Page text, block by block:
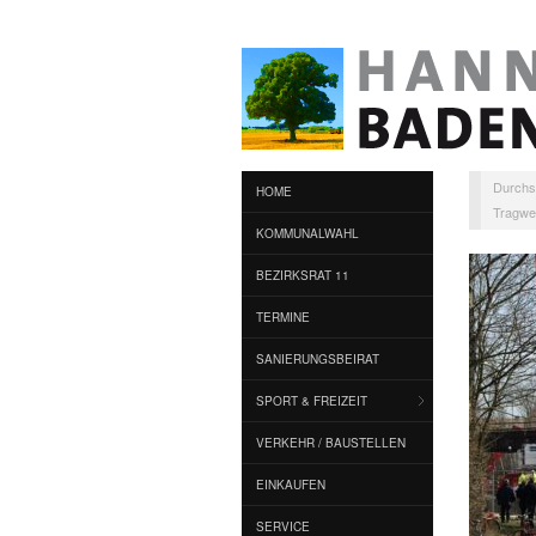
HOME
KOMMUNALWAHL
BEZIRKSRAT 11
TERMINE
SANIERUNGSBEIRAT
SPORT & FREIZEIT
VERKEHR / BAUSTELLEN
EINKAUFEN
SERVICE